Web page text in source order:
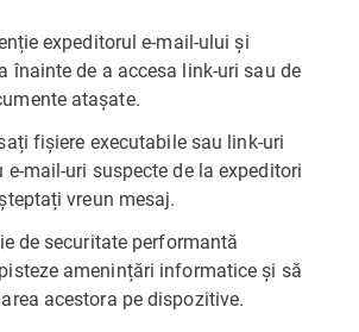
expeditorul e-mail-ului și
înainte de a accesa link-uri sau de
atașate.
fișiere executabile sau link-uri
e-mail-uri suspecte de la expeditori
vreun mesaj.
de securitate performantă
amenințări informatice și să
acestora pe dispozitive.